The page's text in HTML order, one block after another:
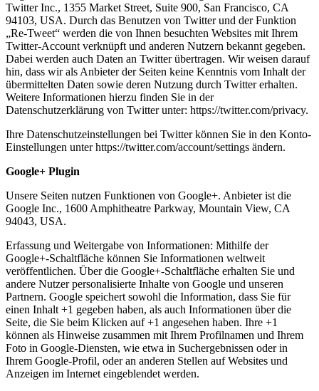
Twitter Inc., 1355 Market Street, Suite 900, San Francisco, CA
94103, USA. Durch das Benutzen von Twitter und der Funktion
„Re-Tweet“ werden die von Ihnen besuchten Websites mit Ihrem
Twitter-Account verknüpft und anderen Nutzern bekannt gegeben.
Dabei werden auch Daten an Twitter übertragen. Wir weisen darauf
hin, dass wir als Anbieter der Seiten keine Kenntnis vom Inhalt der
übermittelten Daten sowie deren Nutzung durch Twitter erhalten.
Weitere Informationen hierzu finden Sie in der
Datenschutzerklärung von Twitter unter: https://twitter.com/privacy.
Ihre Datenschutzeinstellungen bei Twitter können Sie in den Konto-
Einstellungen unter https://twitter.com/account/settings ändern.
Google+ Plugin
Unsere Seiten nutzen Funktionen von Google+. Anbieter ist die
Google Inc., 1600 Amphitheatre Parkway, Mountain View, CA
94043, USA.
Erfassung und Weitergabe von Informationen: Mithilfe der
Google+-Schaltfläche können Sie Informationen weltweit
veröffentlichen. Über die Google+-Schaltfläche erhalten Sie und
andere Nutzer personalisierte Inhalte von Google und unseren
Partnern. Google speichert sowohl die Information, dass Sie für
einen Inhalt +1 gegeben haben, als auch Informationen über die
Seite, die Sie beim Klicken auf +1 angesehen haben. Ihre +1
können als Hinweise zusammen mit Ihrem Profilnamen und Ihrem
Foto in Google-Diensten, wie etwa in Suchergebnissen oder in
Ihrem Google-Profil, oder an anderen Stellen auf Websites und
Anzeigen im Internet eingeblendet werden.